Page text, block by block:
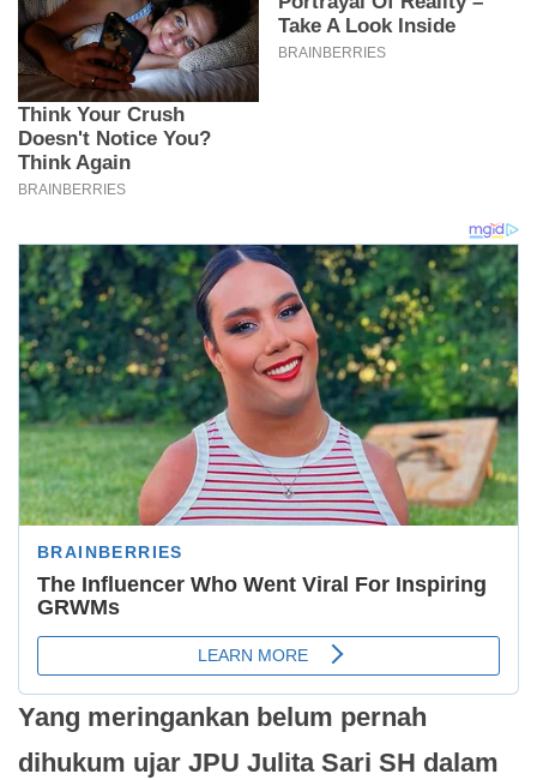
Yang meringankan belum pernah
dihukum ujar JPU Julita Sari SH dalam